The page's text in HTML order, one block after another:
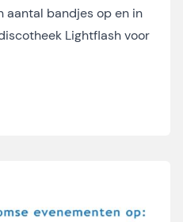
aantal bandjes op en in
Lightflash voor